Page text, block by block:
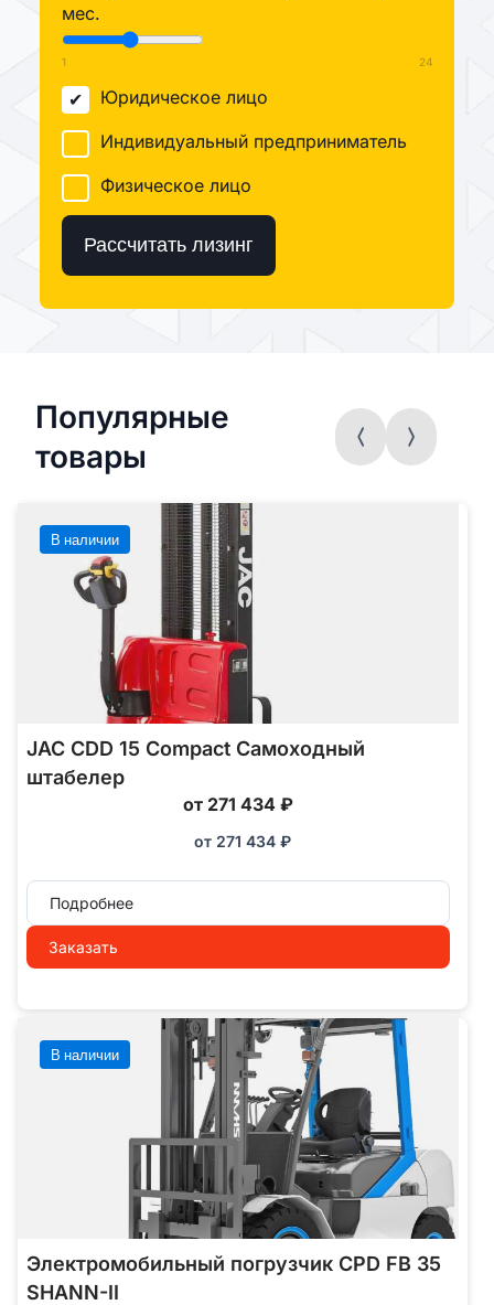
мес.
1 24
Юридическое лицо
Индивидуальный предприниматель
Физическое лицо
Рассчитать лизинг
Популярные
товары
В наличии
JAC CDD 15 Compact Самоходный
штабелер
от 271 434 ₽
от 271 434 ₽
Подробнее
Заказать
В наличии
Электромобильный погрузчик CPD FB 35
SHANN-II